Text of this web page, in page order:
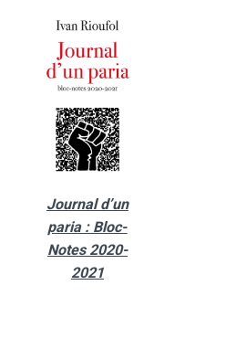
Journal d’un
paria : Bloc-
Notes 2020-
2021